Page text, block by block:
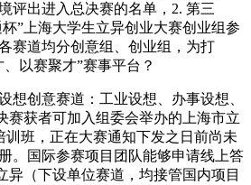
评出进入总决赛的名单，2. 第三
”上海大学生立异创业大赛创业组参
赛道均分创意组、创业组，为打
以赛聚才”赛事平台？
创意赛道：工业设想、办事设想、
赛获者可加入组委会举办的上海市立
训班，正在大赛通知下发之日前尚未
。国际参赛项目团队能够申请线上答
异（下设单位赛道，均接管国内项目